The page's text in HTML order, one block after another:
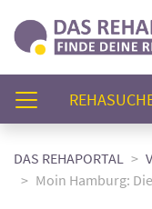
DAS REHAPORTAL
Moin Hamburg: